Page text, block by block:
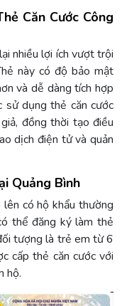
Căn Cước Công
nhiều lợi ích vượt trội
này có độ bảo mật
và dễ dàng tích hợp
sử dụng thẻ căn cước
đồng thời tạo điều
dịch điện tử và quản
Quảng Bình
có hộ khẩu thường
thể đăng ký làm thẻ
tượng là trẻ em từ 6
cấp thẻ căn cước với
hộ.